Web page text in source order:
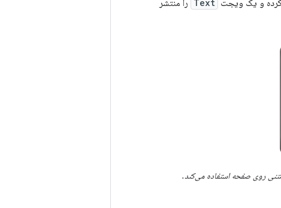
و یک ویجت Text را منتشر
روی صفحه استفاده می‌کند.